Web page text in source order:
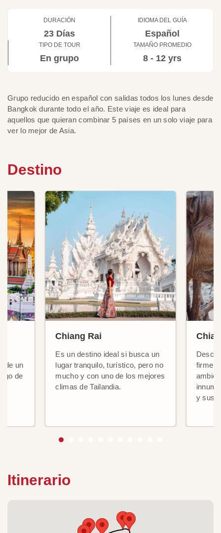
DURACIÓN
23 Días
IDIOMA DEL GUÍA
Español
TIPO DE TOUR
En grupo
TAMAÑO PROMEDIO
8 - 12 yrs
Grupo reducido en español con salidas todos los lunes desde
Bangkok durante todo el año. Este viaje es ideal para
aquellos que quieran combinar 5 países en un solo viaje para
ver lo mejor de Asia.
Destino
de un
de
Chiang Rai
Es un destino ideal si busca un
lugar tranquilo, turístico, pero no
mucho y con uno de los mejores
climas de Tailandia.
y sus
Itinerario